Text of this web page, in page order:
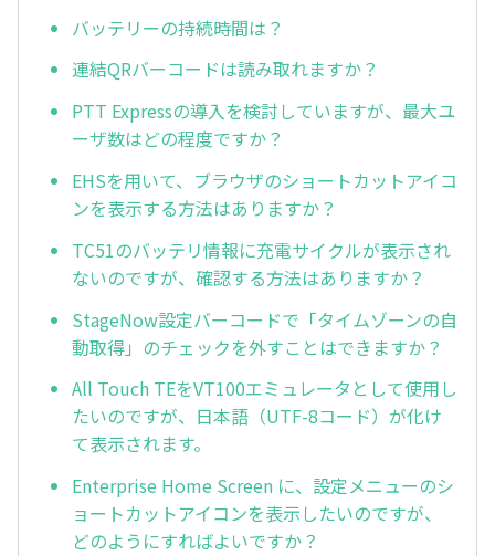
バッテリーの持続時間は？
連結QRバーコードは読み取れますか？
PTT Expressの導入を検討していますが、最大ユ
ーザ数はどの程度ですか？
EHSを用いて、ブラウザのショートカットアイコ
ンを表示する方法はありますか？
TC51のバッテリ情報に充電サイクルが表示され
ないのですが、確認する方法はありますか？
StageNow設定バーコードで「タイムゾーンの自
動取得」のチェックを外すことはできますか？
All Touch TEをVT100エミュレータとして使用し
たいのですが、日本語（UTF-8コード）が化け
て表示されます。
Enterprise Home Screen に、設定メニューのシ
ョートカットアイコンを表示したいのですが、
どのようにすればよいですか？